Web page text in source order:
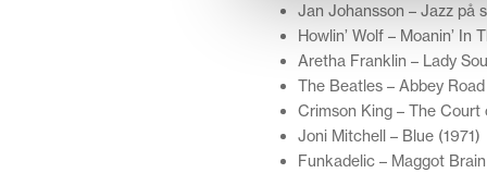
Jan Johansson – Jazz på
Howlin’ Wolf – Moanin’ In
Aretha Franklin – Lady
The Beatles – Abbey
Crimson King – The
Joni Mitchell – Blue (1971)
Funkadelic – Maggot Brain